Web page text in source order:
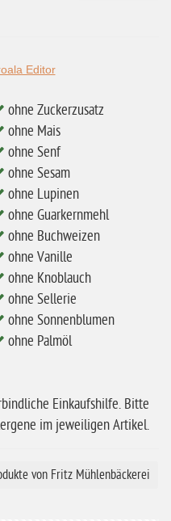
Editor
ohne Zuckerzusatz
ohne Mais
ohne Senf
ohne Sesam
ohne Lupinen
ohne Guarkernmehl
ohne Buchweizen
ohne Vanille
ohne Knoblauch
ohne Sellerie
ohne Sonnenblumen
ohne Palmöl
Einkaufshilfe. Bitte
im jeweiligen Artikel.
von Fritz Mühlenbäckerei